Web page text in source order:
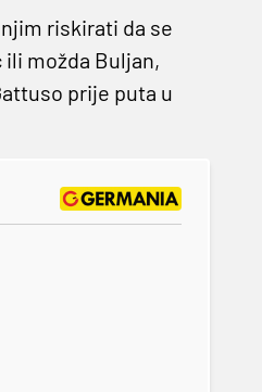
riskirati da se
možda Buljan,
prije puta u